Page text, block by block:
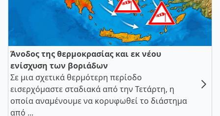
Άνοδος της θερμοκρασίας και εκ νέου
ενίσχυση των βοριάδων
Σε μια σχετικά θερμότερη περίοδο
εισερχόμαστε σταδιακά από την Τετάρτη, η
οποία αναμένουμε να κορυφωθεί το διάστημα
από ...